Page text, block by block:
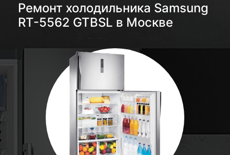
Ремонт холодильника Samsung
RT-5562 GTBSL в Москве